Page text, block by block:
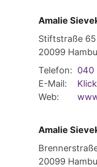
Amalie
Stiftstraße 65
20099
Telefon: 040
E-Mail:
Web:
Amalie
20099